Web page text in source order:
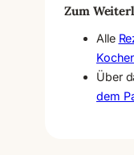
Zum
Alle
Über
dem